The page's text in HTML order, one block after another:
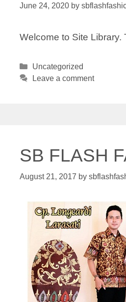
June 24, 2020 by
Welcome to Site Library.
Categories
Uncategorized
Leave a comment
SB FLASH
August 21, 2017 by